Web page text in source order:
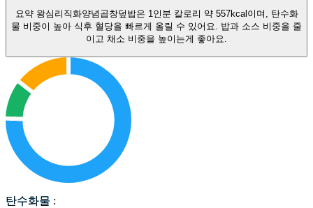
요약 왕심리직화양념곱창덮밥은 1인분 칼로리 약 557kcal이며, 탄수화
물 비중이 높아 식후 혈당을 빠르게 올릴 수 있어요. 밥과 소스 비중을 줄
이고 채소 비중을 높이는게 좋아요.
탄수화물
탄수화물 :